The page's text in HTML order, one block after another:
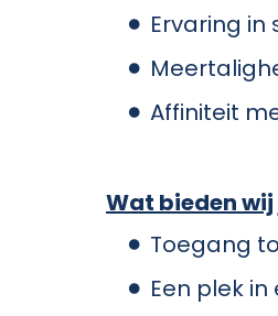
Ervaring in
Affiniteit
Wat bieden wij
Toegang
Een plek